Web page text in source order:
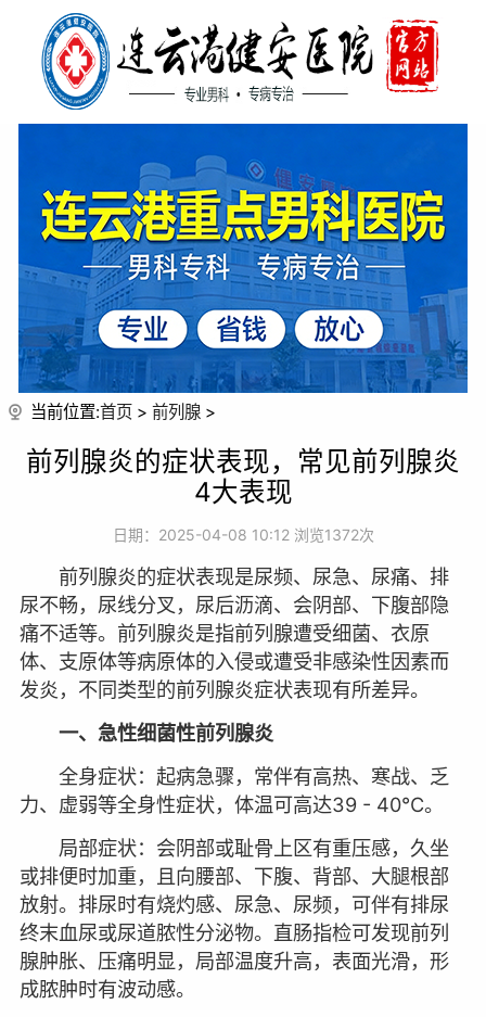
当前位置:首页 > 前列腺 >
前列腺炎的症状表现，常见前列腺炎
4大表现
日期：2025-04-08 10:12 浏览1372次
前列腺炎的症状表现是尿频、尿急、尿痛、排
尿不畅，尿线分叉，尿后沥滴、会阴部、下腹部隐
痛不适等。前列腺炎是指前列腺遭受细菌、衣原
体、支原体等病原体的入侵或遭受非感染性因素而
发炎，不同类型的前列腺炎症状表现有所差异。
一、急性细菌性前列腺炎
全身症状：起病急骤，常伴有高热、寒战、乏
力、虚弱等全身性症状，体温可高达39 - 40℃。
局部症状：会阴部或耻骨上区有重压感，久坐
或排便时加重，且向腰部、下腹、背部、大腿根部
放射。排尿时有烧灼感、尿急、尿频，可伴有排尿
终末血尿或尿道脓性分泌物。直肠指检可发现前列
腺肿胀、压痛明显，局部温度升高，表面光滑，形
成脓肿时有波动感。